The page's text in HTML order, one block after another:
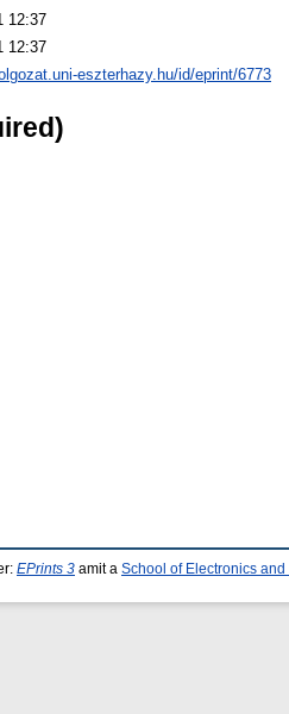
12:37
12:37
eszterhazy.hu/id/eprint/6773
EPrints 3 amit a School of Electronics